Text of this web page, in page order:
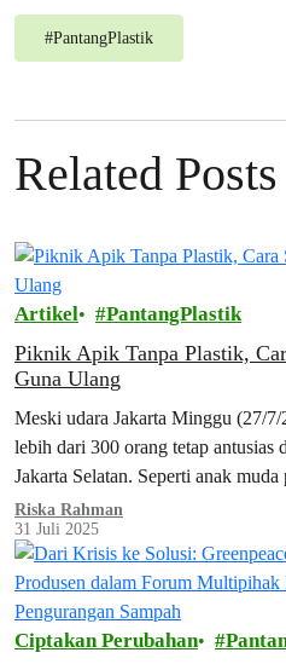
#PantangPlastik
Related Posts
Artikel PantangPlastik
Piknik Apik Tanpa Plastik,
Guna Ulang
Meski udara Jakarta Minggu (27/7/
lebih dari 300 orang tetap antusias
Jakarta Selatan. Seperti anak
sambil membawa…
Riska Rahman
31 Juli 2025
Ciptakan Perubahan